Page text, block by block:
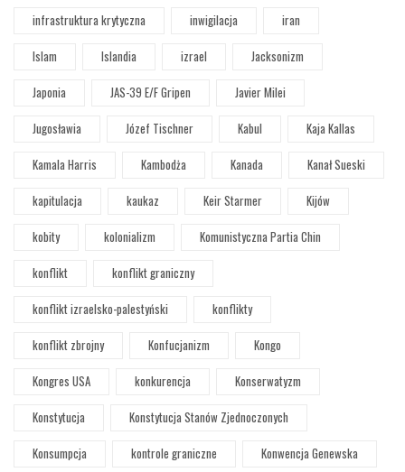
infrastruktura krytyczna
inwigilacja
iran
Islam
Islandia izrael
Jacksonizm
Japonia
JAS-39 E/F Gripen
Javier Milei
Jugosławia
Józef Tischner Kabul
Kaja Kallas
Kamala Harris
Kambodża Kanada
Kanał Sueski
kapitulacja
kaukaz Keir Starmer
Kijów
kobity
kolonializm
Komunistyczna Partia Chin
konflikt
konflikt graniczny
konflikt izraelsko-palestyński
konflikty
konflikt zbrojny
Konfucjanizm
Kongo
Kongres USA
konkurencja
Konserwatyzm
Konstytucja
Konstytucja Stanów Zjednoczonych
Konsumpcja
kontrole graniczne
Konwencja Genewska